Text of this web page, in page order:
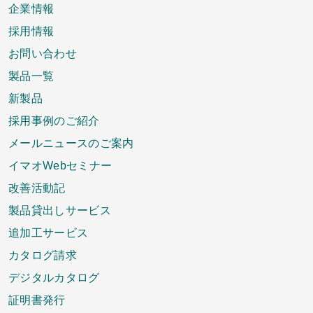
企業情報
採用情報
お問い合わせ
製品一覧
新製品
採用事例のご紹介
メールニュースのご案内
イマオWebセミナー
改善活動記
製品貸出しサービス
追加工サービス
カタログ請求
デジタルカタログ
証明書発行